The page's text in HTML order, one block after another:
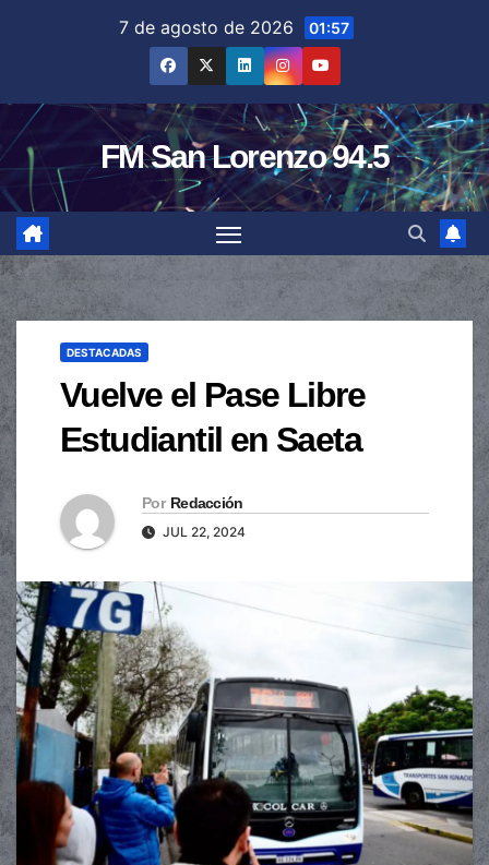
7 de agosto de 2026 01:57
FM San Lorenzo 94.5
DESTACADAS
Vuelve el Pase Libre
Estudiantil en Saeta
Por Redacción
JUL 22, 2024